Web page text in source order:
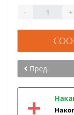
-
+
Пред.